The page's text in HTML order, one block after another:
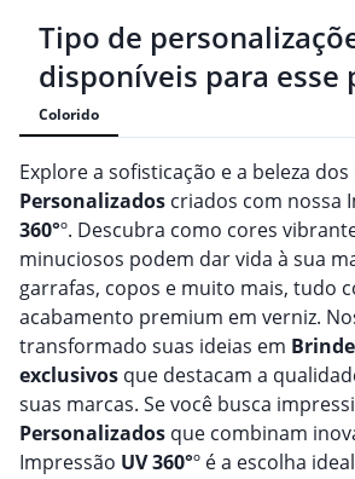
Tipo de
disponíveis para esse
Colorido
Explore a sofisticação e a beleza dos
Personalizados criados com nossa
360°º. Descubra como cores
minuciosos podem dar vida à sua
garrafas, copos e muito mais, tudo
acabamento premium em verniz.
transformado suas ideias em
exclusivos que destacam a
suas marcas. Se você busca
Personalizados que combinam
Impressão UV 360°º é a escolha